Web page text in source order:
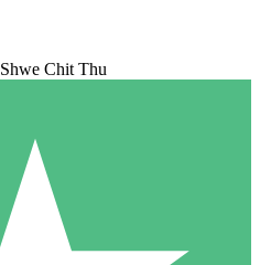
Shwe Chit Thu